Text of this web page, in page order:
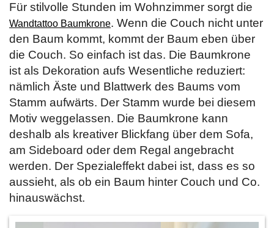
Für stilvolle Stunden im Wohnzimmer sorgt die
Wandtattoo Baumkrone. Wenn die Couch nicht unter
den Baum kommt, kommt der Baum eben über
die Couch. So einfach ist das. Die Baumkrone
ist als Dekoration aufs Wesentliche reduziert:
nämlich Äste und Blattwerk des Baums vom
Stamm aufwärts. Der Stamm wurde bei diesem
Motiv weggelassen. Die Baumkrone kann
deshalb als kreativer Blickfang über dem Sofa,
am Sideboard oder dem Regal angebracht
werden. Der Spezialeffekt dabei ist, dass es so
aussieht, als ob ein Baum hinter Couch und Co.
hinauswächst.